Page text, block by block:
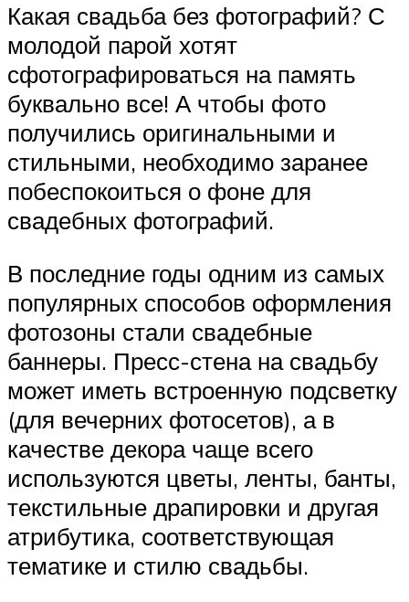
Какая свадьба без фотографий? С
молодой парой хотят
сфотографироваться на память
буквально все! А чтобы фото
получились оригинальными и
стильными, необходимо заранее
побеспокоиться о фоне для
свадебных фотографий.
В последние годы одним из самых
популярных способов оформления
фотозоны стали свадебные
баннеры. Пресс-стена на свадьбу
может иметь встроенную подсветку
(для вечерних фотосетов), а в
качестве декора чаще всего
используются цветы, ленты, банты,
текстильные драпировки и другая
атрибутика, соответствующая
тематике и стилю свадьбы.